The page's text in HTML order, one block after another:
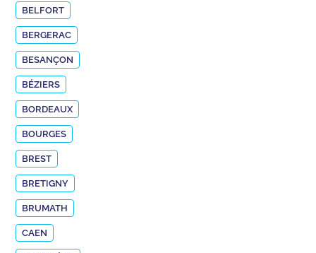
BELFORT
BERGERAC
BESANÇON
BÉZIERS
BORDEAUX
BOURGES
BREST
BRETIGNY
BRUMATH
CAEN